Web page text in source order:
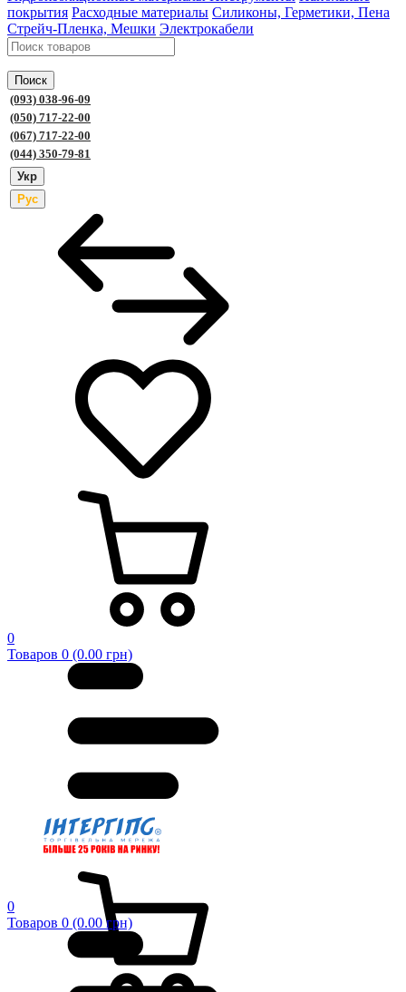
покрытия Расходные материалы Силиконы, Герметики, Пена
Стрейч-Пленка, Мешки Электрокабели
Поиск
(093) 038-96-09
(050) 717-22-00
(067) 717-22-00
(044) 350-79-81
Укр
Рус
0
Товаров 0 (0.00 грн)
0
Товаров 0 (0.00 грн)